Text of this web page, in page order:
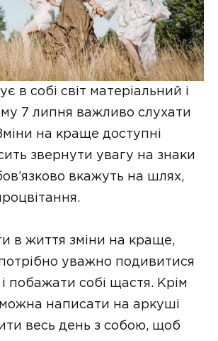
в собі світ матеріальний і
7 липня важливо слухати
на краще доступні
звернути увагу на знаки
вкажуть на шлях,
в життя зміни на краще,
уважно подивитися
побажати собі щастя. Крім
написати на аркуші
весь день з собою, щоб